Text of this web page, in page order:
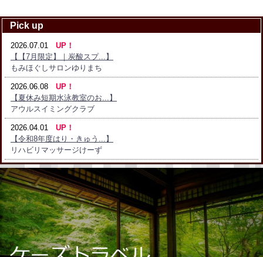
Pick up
2026.07.01 UP！
【【7月限定】｜炭酸スプ...】
もみほぐしサロンゆりまち
2026.06.08 UP！
【夏休み短期水泳教室のお...】
アウルスイミングクラブ
2026.04.01 UP！
【令和8年度はり・きゅう...】
リハビリマッサージけーず